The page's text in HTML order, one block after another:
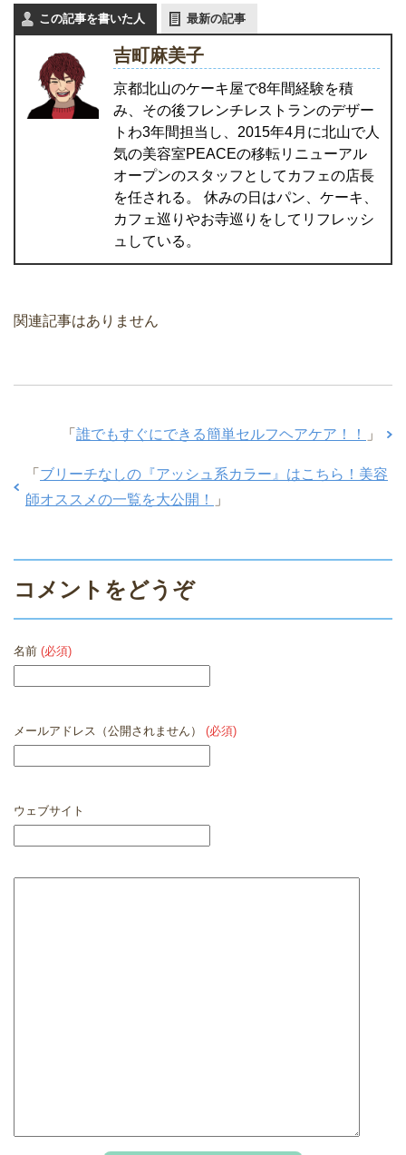
この記事を書いた人 最新の記事
吉町麻美子
京都北山のケーキ屋で8年間経験を積
み、その後フレンチレストランのデザー
トわ3年間担当し、2015年4月に北山で人
気の美容室PEACEの移転リニューアル
オープンのスタッフとしてカフェの店長
を任される。 休みの日はパン、ケーキ、
カフェ巡りやお寺巡りをしてリフレッシ
ュしている。
関連記事はありません
「 誰でもすぐにできる簡単セルフヘアケア！！ 」
「 ブリーチなしの『アッシュ系カラー』はこちら！美容
師オススメの一覧を大公開！
」
コメントをどうぞ
名前 (必須)
メールアドレス（公開されません） (必須)
ウェブサイト